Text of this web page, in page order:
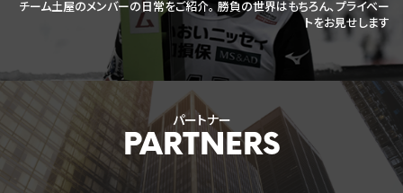
チーム土屋のメンバーの日常をご紹介。 勝負の世界はもちろん、プライベー
トをお見せします
パートナー